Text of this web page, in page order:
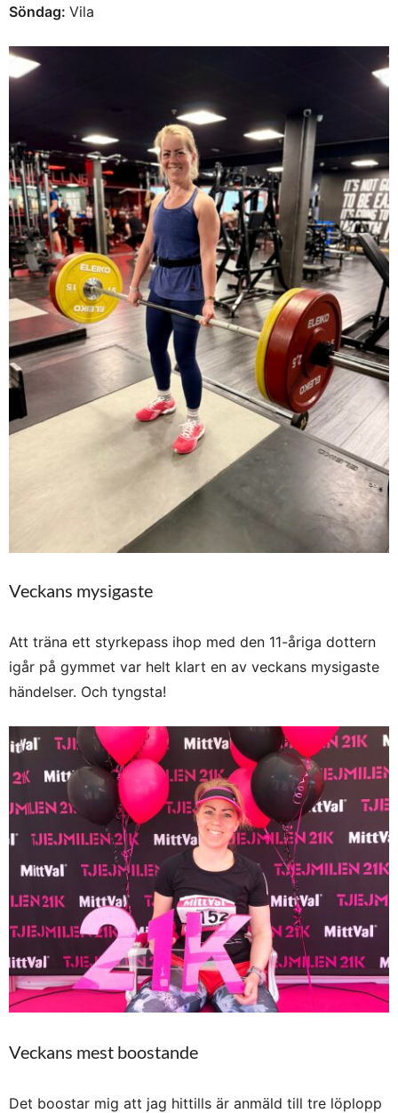
Söndag: Vila
Veckans mysigaste
Att träna ett styrkepass ihop med den 11-åriga dottern
igår på gymmet var helt klart en av veckans mysigaste
händelser. Och tyngsta!
Veckans mest boostande
Det boostar mig att jag hittills är anmäld till tre löplopp